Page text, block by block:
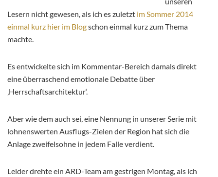
Lesern nicht gewesen, als ich es zuletzt im Sommer 2014
einmal kurz hier im Blogschon einmal kurz zum Thema
machte.
Es entwickelte sich im Kommentar-Bereich damals direkt
eine überraschend emotionale Debatte über
‚Herrschaftsarchitektur‘.
Aber wie dem auch sei, eine Nennung in unserer Serie mit
lohnenswerten Ausflugs-Zielen der Region hat sich die
Anlage zweifelsohne in jedem Falle verdient.
Leider drehte ein ARD-Team am gestrigen Montag, als ich